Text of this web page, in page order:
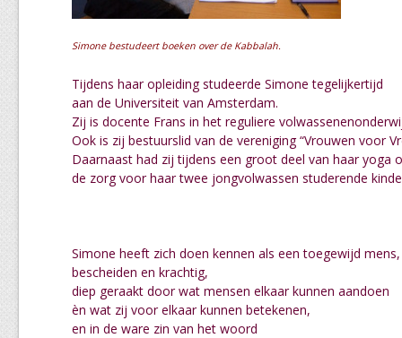
Simone bestudeert boeken over de Kabbalah.
Tijdens haar opleiding studeerde Simone tegelijkertijd
aan de Universiteit van Amsterdam.
Zij is docente Frans in het reguliere
Ook is zij bestuurslid van de vereniging “Vrouwen voor
Daarnaast had zij tijdens een groot deel van haar yoga
de zorg voor haar twee jongvolwassen studerende
Simone heeft zich doen kennen als een toegewijd mens,
bescheiden en krachtig,
diep geraakt door wat mensen elkaar kunnen aandoen
èn wat zij voor elkaar kunnen betekenen,
en in de ware zin van het woord